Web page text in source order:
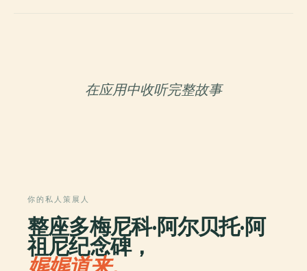
在应用中收听完整故事
你的私人策展人
整座多梅尼科·阿尔贝托·阿
祖尼纪念碑，